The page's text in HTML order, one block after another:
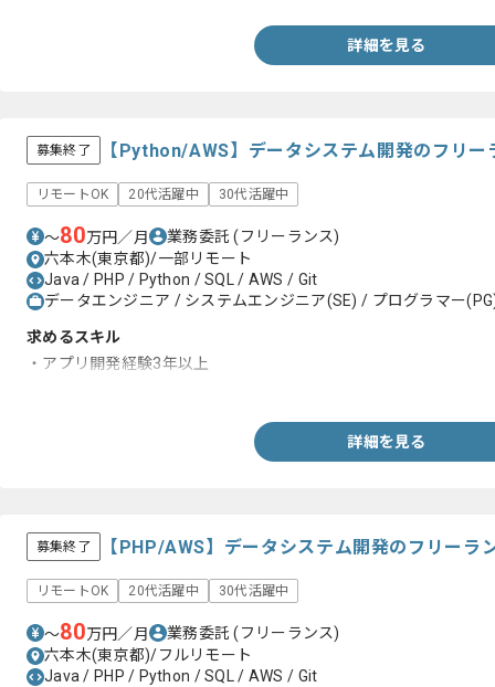
詳細を見る
募集終了 【Python/AWS】データシステム開発のフリ
リモートOK 20代活躍中 30代活躍中
〜80万円／月 業務委託(フリーランス)
六本木(東京都)/一部リモート
Java / PHP / Python / SQL / AWS / Git
データエンジニア / システムエンジニア(SE) / プログラマー
求めるスキル
・アプリ開発経験3年以上
詳細を見る
募集終了 【PHP/AWS】データシステム開発のフリーラ
リモートOK 20代活躍中 30代活躍中
〜80万円／月 業務委託(フリーランス)
六本木(東京都)/フルリモート
Java / PHP / Python / SQL / AWS / Git